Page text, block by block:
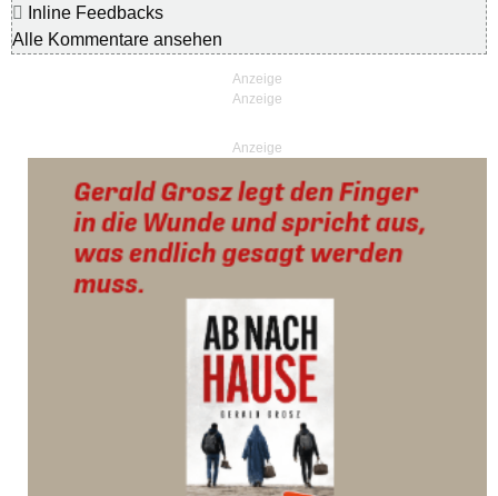
Inline Feedbacks
Alle Kommentare ansehen
Anzeige